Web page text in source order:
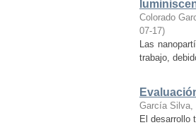
Colorado
07-17)
Las
trabajo,
García Silva,
El desarrollo